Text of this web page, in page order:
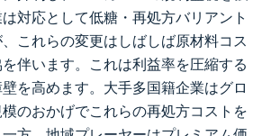
対応として低糖・再処方バリアント
これらの変更はしばしば原材料コス
伴います。これは利益率を圧縮する
を高めます。大手多国籍企業はグロ
のおかげでこれらの再処方コストを